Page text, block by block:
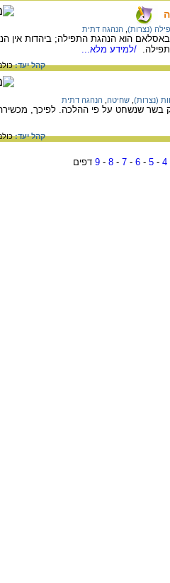
(נצרות) הנהגה דתית
הוא הנהגת התפילה; ביהדות אין
/למידע מלא...
קהל יעד:
(נצרות) שחיטה הנהגה דתית
בשר שנשחט על פי ההלכה. לפיכך,
קהל יעד:
4
-
5
-
6
-
7
-
8
-
9 דפים